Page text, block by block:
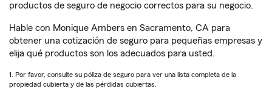
productos de seguro de negocio correctos para su negocio.
Hable con Monique Ambers en Sacramento, CA para
obtener una cotización de seguro para pequeñas empresas y
elija qué productos son los adecuados para usted.
1. Por favor, consulte su póliza de seguro para ver una lista completa de la
propiedad cubierta y de las pérdidas cubiertas.